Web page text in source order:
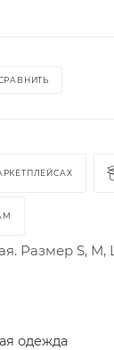
Размер S, M,
одежда